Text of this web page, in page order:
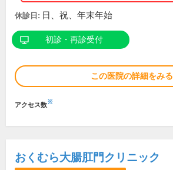
休診日: 日、祝、年末年始
初診・再診受付
この医院の詳細をみる
アクセス数※
おくむら大腸肛門クリニック